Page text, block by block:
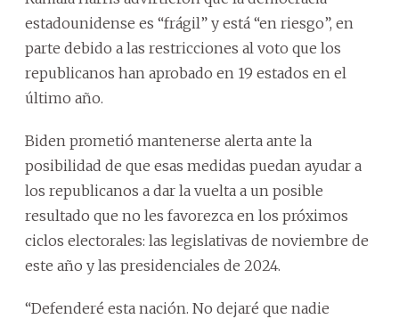
estadounidense es “frágil” y está “en riesgo”, en
parte debido a las restricciones al voto que los
republicanos han aprobado en 19 estados en el
último año.
Biden prometió mantenerse alerta ante la
posibilidad de que esas medidas puedan ayudar a
los republicanos a dar la vuelta a un posible
resultado que no les favorezca en los próximos
ciclos electorales: las legislativas de noviembre de
este año y las presidenciales de 2024.
“Defenderé esta nación. No dejaré que nadie